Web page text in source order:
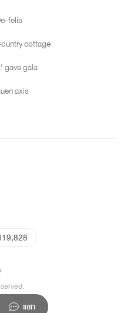
แชท
felis
cottage
gave gala
axis